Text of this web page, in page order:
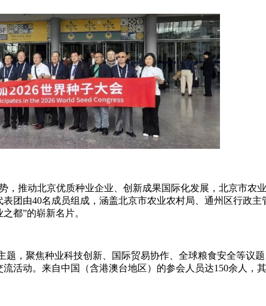
，推动北京优质种业企业、创新成果国际化发展，北京市农
表团由40名成员组成，涵盖北京市农业农村局、通州区行政主
之都”的崭新名片。
，聚焦种业科技创新、国际贸易协作、全球粮食安全等议
流活动。 来自中国 （含港澳台地区） 的参会人员达150余人，